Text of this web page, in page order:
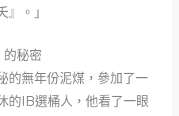
。」
的秘密
的無年份泥煤，參加了一
的IB選桶人，他看了一眼